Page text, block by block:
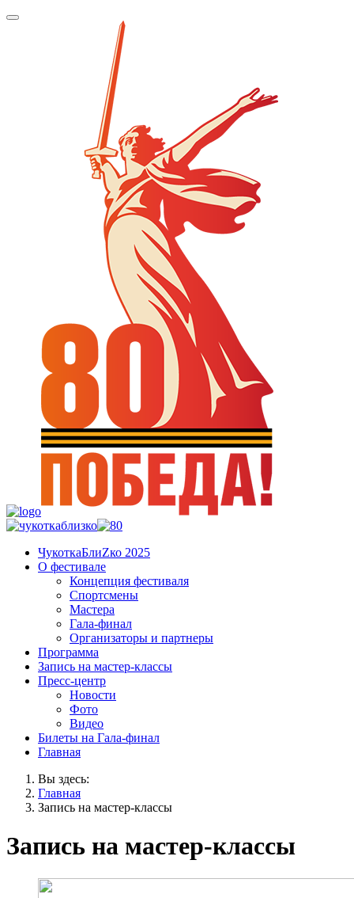
ЧукоткаБлиZко 2025
О фестивале
Концепция фестиваля
Спортсмены
Мастера
Гала-финал
Организаторы и партнеры
Программа
Запись на мастер-классы
Пресс-центр
Новости
Фото
Видео
Билеты на Гала-финал
Главная
Вы здесь:
Главная
Запись на мастер-классы
Запись на мастер-классы